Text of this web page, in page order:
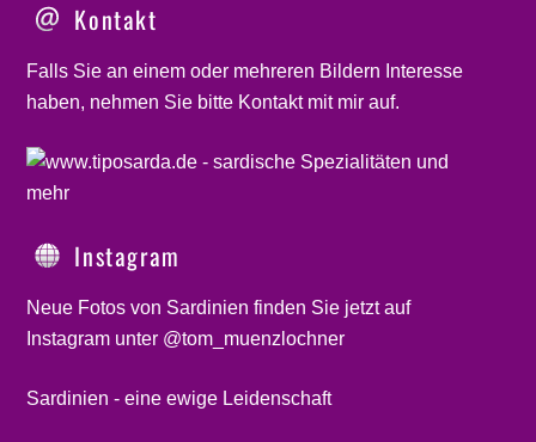
Kontakt
Falls Sie an einem oder mehreren Bildern Interesse
haben, nehmen Sie bitte Kontaktmit mir auf.
Instagram
Neue Fotos von Sardinien finden Sie jetzt auf
Instagram unter @tom_muenzlochner
Sardinien - eine ewige Leidenschaft